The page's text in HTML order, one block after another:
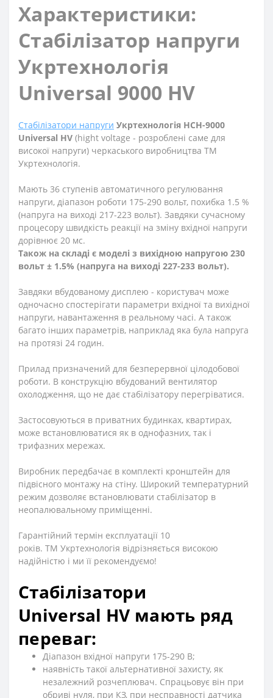
Характеристики:
Стабілізатор напруги
Укртехнологія
Universal 9000 HV
Стабілізатори напруги Укртехнологія НСН-9000
Universal HV (hight voltage - розроблені саме для
високої напруги) черкаського виробництва ТМ
Укртехнологія.
Мають 36 ступенів автоматичного регулювання
напруги, діапазон роботи 175-290 вольт, похибка 1.5 %
(напруга на виході 217-223 вольт). Завдяки сучасному
процесору швидкість реакції на зміну вхідної напруги
дорівнює 20 мс.
Також на складі є моделі з вихідною напругою 230
вольт ± 1.5% (напруга на виході 227-233 вольт).
Завдяки вбудованому дисплею - користувач може
одночасно спостерігати параметри вхідної та вихідної
напруги, навантаження в реальному часі. А також
багато інших параметрів, наприклад яка була напруга
на протязі 24 годин.
Прилад призначений для безперервної цілодобової
роботи. В конструкцію вбудований вентилятор
охолодження, що не дає стабілізатору перегріватися.
Застосовуються в приватних будинках, квартирах,
може встановлюватися як в однофазних, так і
трифазних мережах.
Виробник передбачає в комплекті кронштейн для
підвісного монтажу на стіну. Широкий температурний
режим дозволяє встановлювати стабілізатор в
неопалювальному приміщенні.
Гарантійний термін експлуатації 10
років. ТМ Укртехнологія відрізняється високою
надійністю і ми її рекомендуємо!
Стабілізатори
Universal HV мають ряд
переваг:
Діапазон вхідної напруги 175-290 В;
наявність такої альтернативної захисту, як
незалежний розчеплювач. Спрацьовує він при
обриві нуля, при КЗ, при несправності датчика